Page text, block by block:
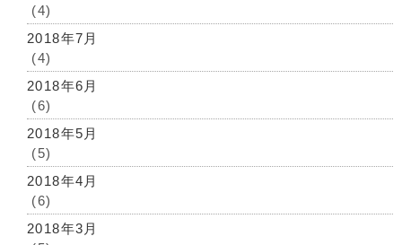
(4)
2018年7月
(4)
2018年6月
(6)
2018年5月
(5)
2018年4月
(6)
2018年3月